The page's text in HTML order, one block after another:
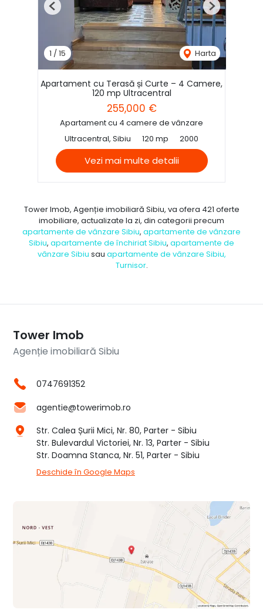
1 /15 Harta
Previous Next
Apartament cu Terasă și Curte – 4 Camere,
120 mp Ultracentral
255,000 €
Apartament cu 4 camere de vânzare
Ultracentral, Sibiu
120 mp 2000
Vezi mai multe detalii
Tower Imob, Agenție imobiliară Sibiu, va ofera 421 oferte
imobiliare, actualizate la zi, din categorii precum
apartamente de vânzare Sibiu, apartamente de vânzare
Sibiu, apartamente de închiriat Sibiu, apartamente de
vânzare Sibiu sau apartamente de vânzare Sibiu,
Turnisor.
Tower Imob
Agenție imobiliară Sibiu
0747691352
agentie@towerimob.ro
Str. Calea Șurii Mici, Nr. 80, Parter - Sibiu
Str. Bulevardul Victoriei, Nr. 13, Parter - Sibiu
Str. Doamna Stanca, Nr. 51, Parter - Sibiu
Deschide în Google Maps